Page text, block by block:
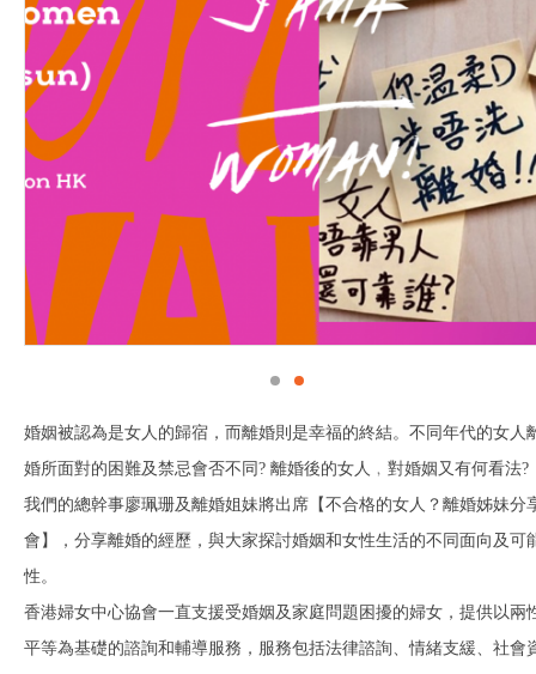
婚姻被認為是女人的歸宿，而離婚則是幸福的終結。不同年代的女人
婚所面對的困難及禁忌會否不同? 離婚後的女人﹐對婚姻又有何看法?
我們的總幹事廖珮珊及離婚姐妹將出席【不合格的女人？離婚姊妹分
會】，分享離婚的經歷，與大家探討婚姻和女性生活的不同面向及可
性。
香港婦女中心協會一直支援受婚姻及家庭問題困擾的婦女，提供以兩
平等為基礎的諮詢和輔導服務，服務包括法律諮詢、情緒支緩、社會